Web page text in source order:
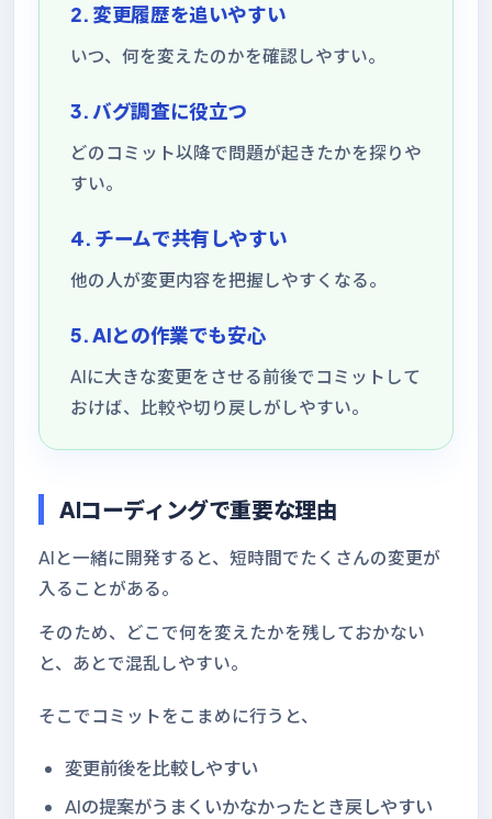
2. 変更履歴を追いやすい
いつ、何を変えたのかを確認しやすい。
3. バグ調査に役立つ
どのコミット以降で問題が起きたかを探りや
すい。
4. チームで共有しやすい
他の人が変更内容を把握しやすくなる。
5. AIとの作業でも安心
AIに大きな変更をさせる前後でコミットして
おけば、比較や切り戻しがしやすい。
AIコーディングで重要な理由
AIと一緒に開発すると、短時間でたくさんの変更が
入ることがある。
そのため、どこで何を変えたかを残しておかない
と、あとで混乱しやすい。
そこでコミットをこまめに行うと、
変更前後を比較しやすい
AIの提案がうまくいかなかったとき戻しやすい